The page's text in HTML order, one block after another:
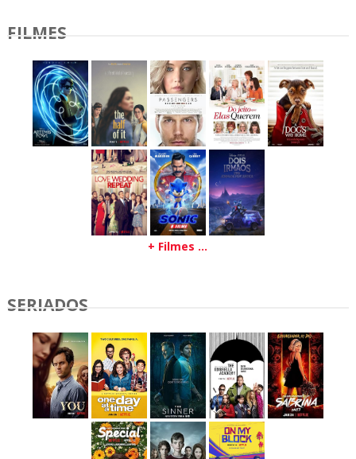
FILMES
+ Filmes ...
SERIADOS